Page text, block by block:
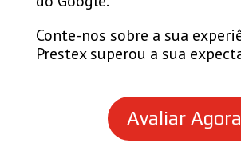
Conte-nos sobre a sua
Prestex superou a sua
Avaliar